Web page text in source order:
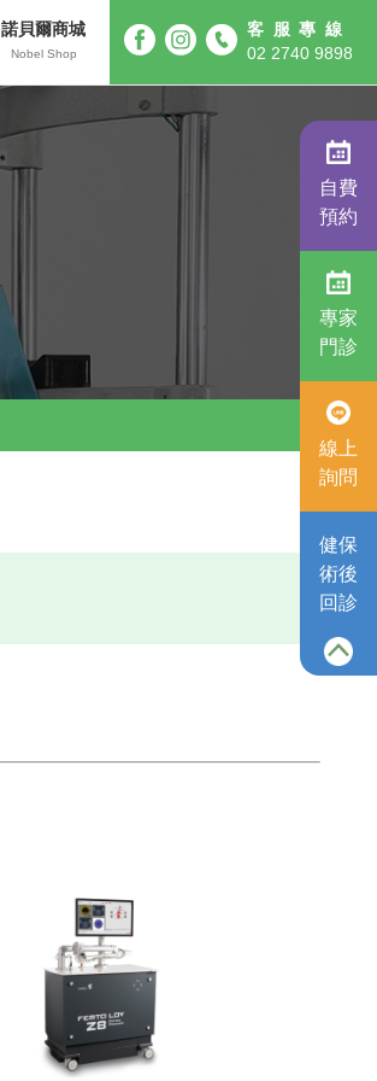
諾貝爾商城
Nobel Shop
客服專線
02 2740 9898
自費
預約
專家
門診
線上
詢問
健保
術後
回診